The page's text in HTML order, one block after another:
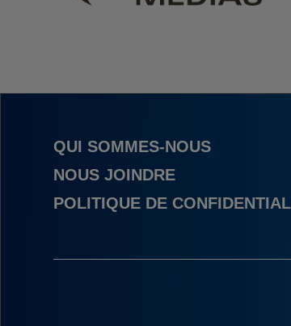
QUI SOMMES-NOUS
NOUS JOINDRE
POLITIQUE DE